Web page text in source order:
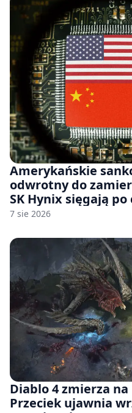
Amerykańskie
odwrotny do
SK Hynix sięgają
fabryk chipów
7 sie 2026
Diablo 4 zmierza
Przeciek ujawnia